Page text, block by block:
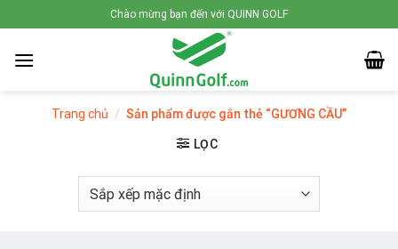
to
content
Chào mừng bạn đến với QUINN GOLF
Trang chủ / Sản phẩm được gắn thẻ “GƯƠNG CẦU”
LỌC